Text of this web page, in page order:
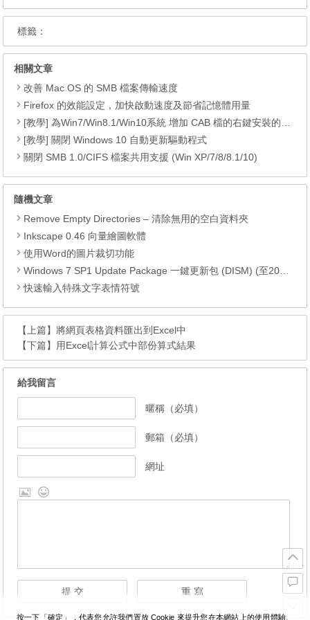
標籤：
相關文章
改善 Mac OS 的 SMB 檔案傳輸速度
Firefox 的效能設定，加快啟動速度及節省記憶體用量
[教學] 為Win7/Win8.1/Win10系統 增加 CAB 檔的右鍵安裝的功能
[教學] 關閉 Windows 10 自動更新驅動程式
關閉 SMB 1.0/CIFS 檔案共用支援 (Win XP/7/8/8.1/10)
隨機文章
Remove Empty Directories – 清除無用的空白資料夾
Inkscape 0.46 向量繪圖軟體
使用Word的圖片裁切功能
Windows 7 SP1 Update Package 一鍵更新包 (DISM) (至2018.05)
快速輸入特殊文字表情符號
【上篇】 將網頁表格資料匯出到Excel中
【下篇】 用Excel計算公式中部份算式結果
給我留言
暱稱（必填）
郵箱（必填）
網址
按一下「確定」，代表您允許我們置放 Cookie 來提升您在本網站上的使用體驗、